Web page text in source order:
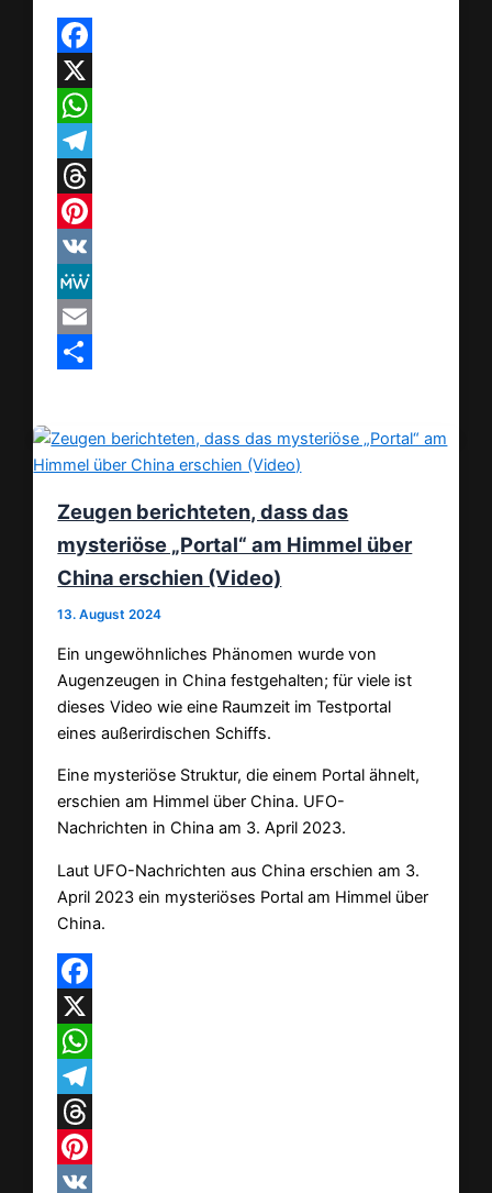
Facebook
X
WhatsApp
Telegram
Threads
Pinterest
VK
MeWe
Email
Zeugen berichteten, dass das
mysteriöse „Portal“ am Himmel über
China erschien (Video)
13. August 2024
Ein ungewöhnliches Phänomen wurde von
Augenzeugen in China festgehalten; für viele ist
dieses Video wie eine Raumzeit im Testportal
eines außerirdischen Schiffs.
Eine mysteriöse Struktur, die einem Portal ähnelt,
erschien am Himmel über China. UFO-
Nachrichten in China am 3. April 2023.
Laut UFO-Nachrichten aus China erschien am 3.
April 2023 ein mysteriöses Portal am Himmel über
China.
Facebook
X
WhatsApp
Telegram
Threads
Pinterest